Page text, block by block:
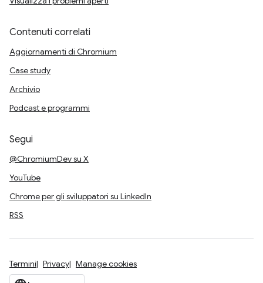
Contenuti correlati
Aggiornamenti di Chromium
Case study
Archivio
Podcast e programmi
Segui
@ChromiumDev su X
YouTube
Chrome per gli sviluppatori su LinkedIn
RSS
Termini Privacy Manage cookies